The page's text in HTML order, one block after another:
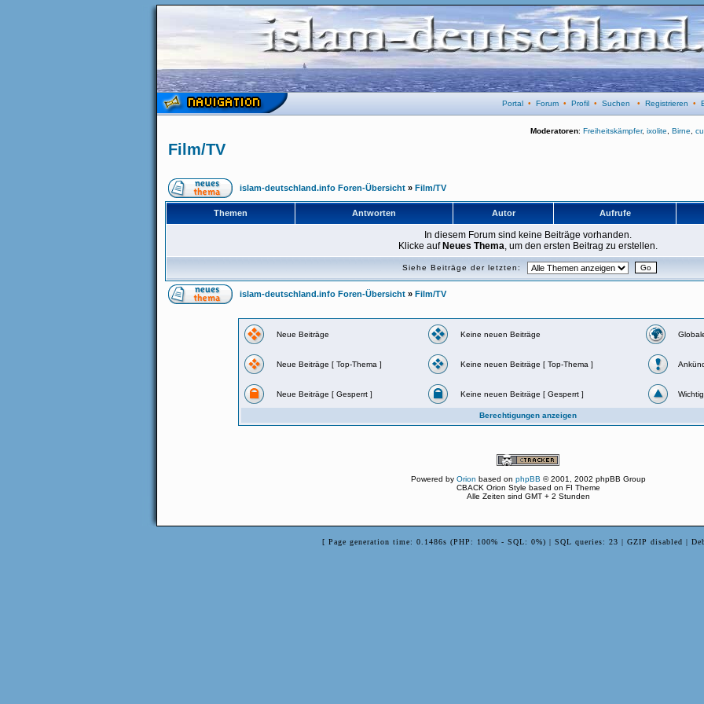
Portal • Forum • Profil • Suchen • Registrieren •
Film/TV
Moderatoren: Freiheitskämpfer, ixolite Birne
islam-deutschland.info Foren-Übersicht » Film/TV
Themen Antworten Autor Aufrufe
In diesem Forum sind keine Beiträge vorhanden.
Klicke auf Neues Thema, um den ersten Beitrag zu erstellen.
Siehe Beiträge der letzten:
islam-deutschland.info Foren-Übersicht » Film/TV
Neue Beiträge Keine neuen Beiträge
Neue Beiträge [ Top-Thema ] Keine neuen Beiträge [ Top-Thema ]
Neue Beiträge [ Gesperrt ] Keine neuen Beiträge [ Gesperrt ] Wichtig
Berechtigungen anzeigen
Powered by Orion based on phpBB © 2001, 2002 phpBB Group
CBACK Orion Style based on FI Theme
Alle Zeiten sind GMT + 2 Stunden
[ Page generation time: 0.1486s (PHP: 100% - SQL: 0%) | SQL queries: 23 | GZIP disabled |